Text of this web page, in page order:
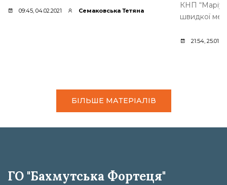
09:45, 04.02.2021 Семаковська Тетяна
КНП
швидкої
21:54,
БІЛЬШЕ МАТЕРІАЛІВ
ГО "Бахмутська Фортеця"